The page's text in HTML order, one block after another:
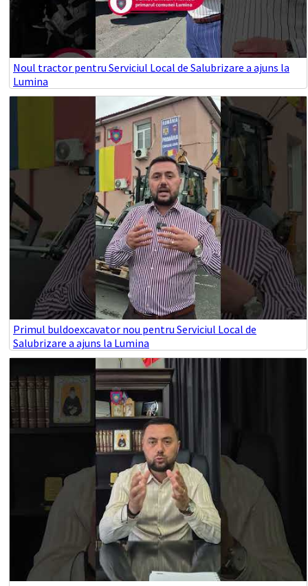
Noul tractor pentru Serviciul Local de Salubrizare a ajuns la
Lumina
Primul buldoexcavator nou pentru Serviciul Local de
Salubrizare a ajuns la Lumina